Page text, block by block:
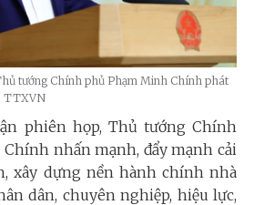
tướng Chính phủ Phạm Minh Chính phát
TTXVN
phiên họp, Thủ tướng Chính
nhấn mạnh, đẩy mạnh cải
xây dựng nền hành chính nhà
dân, chuyên nghiệp, hiệu lực,